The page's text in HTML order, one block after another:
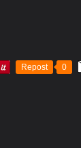
Repost 0